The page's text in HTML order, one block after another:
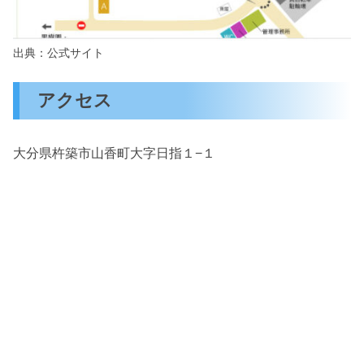
出典：公式サイト
アクセス
大分県杵築市山香町大字日指１−１